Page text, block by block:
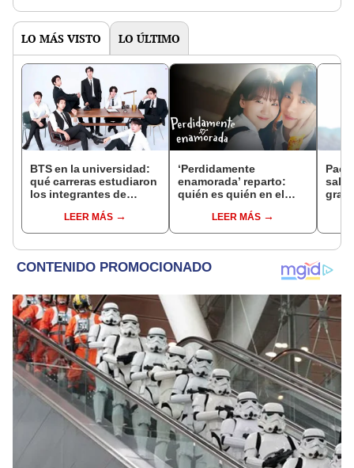
LO MÁS VISTO LO ÚLTIMO
BTS en la universidad:
qué carreras estudiaron
los integrantes de
LEER MÁS
‘Perdidamente
enamorada’ reparto:
quién es quién en el
LEER MÁS